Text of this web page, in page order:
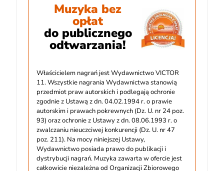
Muzyka bez
opłat
do publicznego
odtwarzania!
Właścicielem nagrań jest Wydawnictwo VICTOR
11. Wszystkie nagrania Wydawnictwa stanowią
przedmiot praw autorskich i podlegają ochronie
zgodnie z Ustawą z dn. 04.02.1994 r. o prawie
autorskim i prawach pokrewnych (Dz. U. nr 24 poz.
93) oraz ochronie z Ustawy z dn. 08.06.1993 r. o
zwalczaniu nieuczciwej konkurencji (Dz. U. nr 47
poz. 211). Na mocy niniejszej Ustawy,
Wydawnictwo posiada prawo do publikacji i
dystrybucji nagrań. Muzyka zawarta w ofercie jest
całkowicie niezależna od Organizacji Zbiorowego